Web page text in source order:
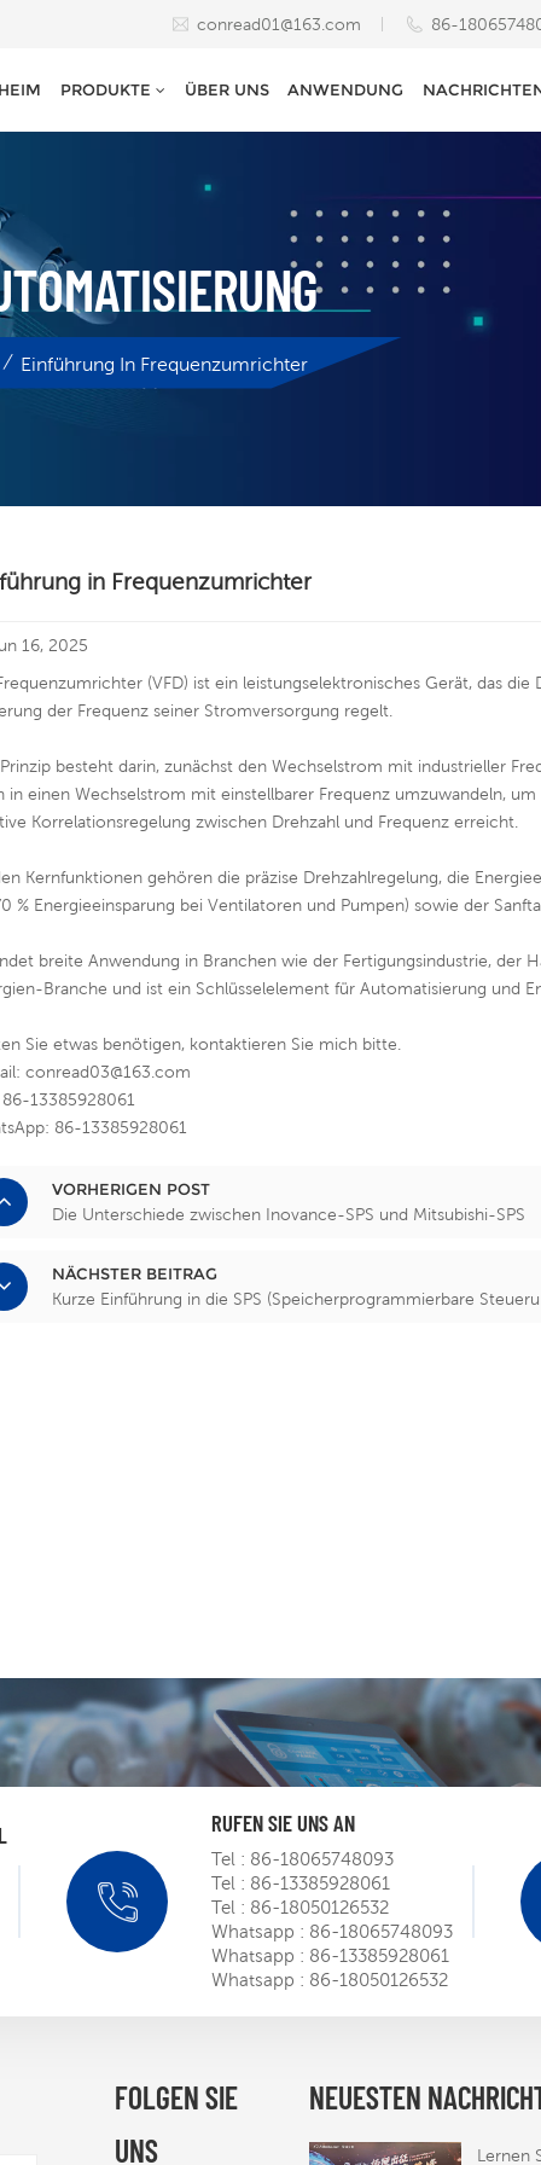
conread01@163.com 86-
PRODUKTE ÜBER UNS ANWENDUNG
/ Einführung In Frequenzumrichter
in Frequenzumrichter
16, 2025
(VFD) ist ein leistungselektronisches Gerät, das
der Frequenz seiner Stromversorgung regelt.
besteht darin, zunächst den Wechselstrom mit industrieller
in einen Wechselstrom mit einstellbarer Frequenz umzuwandeln,
Korrelationsregelung zwischen Drehzahl und Frequenz erreicht.
Kernfunktionen gehören die präzise Drehzahlregelung, die
% Energieeinsparung bei Ventilatoren und Pumpen) sowie der
breite Anwendung in Branchen wie der Fertigungsindustrie, der
Branche und ist ein Schlüsselelement für Automatisierung und
Sie etwas benötigen, kontaktieren Sie mich bitte.
conread03@163.com
86-13385928061
86-13385928061
VORHERIGEN POST
Die Unterschiede zwischen Inovance-SPS und Mitsubishi-SPS
NÄCHSTER BEITRAG
Kurze Einführung in die SPS (Speicherprogrammierbare
RUFEN SIE UNS AN
Tel : 86-18065748093
Tel : 86-13385928061
Tel : 86-18050126532
Whatsapp : 86-18065748093
Whatsapp : 86-13385928061
Whatsapp : 86-18050126532
FOLGEN SIE
UNS
NEUESTEN
Tür zum
Markt
Mar
Lernen